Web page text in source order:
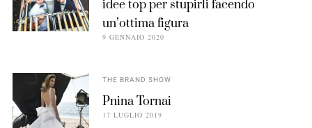
idee top per stupirli facendo
un’ottima figura
9 GENNAIO 2020
THE BRAND SHOW
Pnina Tornai
17 LUGLIO 2019